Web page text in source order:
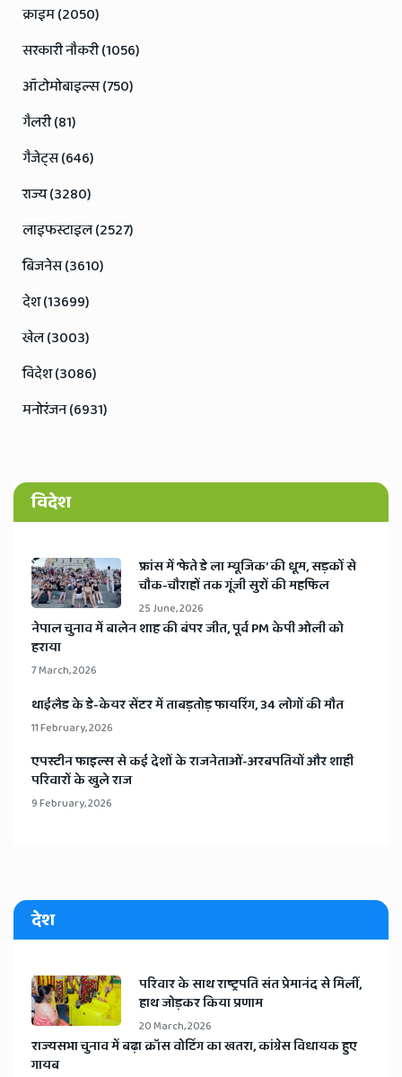
क्राइम (2050)
सरकारी नौकरी (1056)
ऑटोमोबाइल्स (750)
गैलरी (81)
गैजेट्स (646)
राज्य (3280)
लाइफस्टाइल (2527)
बिजनेस (3610)
देश (13699)
खेल (3003)
विदेश (3086)
मनोरंजन (6931)
विदेश
​फ्रांस में ‘फेते डे ला म्यूजिक’ की धूम, सड़कों से
चौक-चौराहों तक गूंजी सुरों की महफिल
25 June, 2026
​नेपाल चुनाव में बालेन शाह की बंपर जीत, पूर्व PM केपी ओली को
हराया
7 March, 2026
​थाईलैड के डे-केयर सेंटर में ताबड़तोड़ फायरिंग, 34 लोगों की मौत
11 February, 2026
​एपस्टीन फाइल्स से कई देशों के राजनेताओं-अरबपतियों और शाही
परिवारों के खुले राज
9 February, 2026
देश
​परिवार के साथ राष्ट्रपति संत प्रेमानंद से मिलीं,
हाथ जोड़कर किया प्रणाम
20 March, 2026
​राज्यसभा चुनाव में बढ़ा क्रॉस वोटिंग का खतरा, कांग्रेस विधायक हुए
गायब